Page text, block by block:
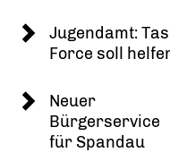
Jugendamt:
Force soll
Neuer
Bürgerservice
für Spandau